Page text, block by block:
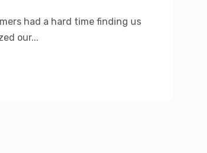
had a hard time finding us
our...